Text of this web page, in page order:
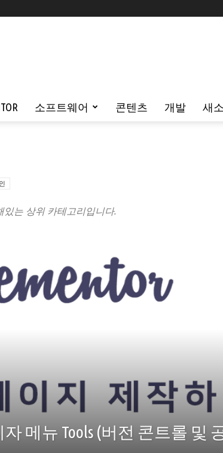
소프트웨어 콘텐츠 개발 새
는 상위 카테고리입니다.
메뉴 Tools (버전 콘트롤 및